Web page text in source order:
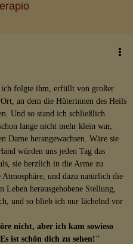
folgte ihm, erfüllt von großer
an dem die Hüterinnen des Heils
Und so stand ich schließlich
lange nicht mehr klein war,
Dame herangewachsen. Wäre sie
würden uns jeden Tag das
sie herzlich in die Arme zu
und dazu natürlich die
Leben herausgehobene Stellung,
und so blieb ich nur lächelnd vor
nicht, aber ich kam sowieso
ist schön dich zu sehen!"